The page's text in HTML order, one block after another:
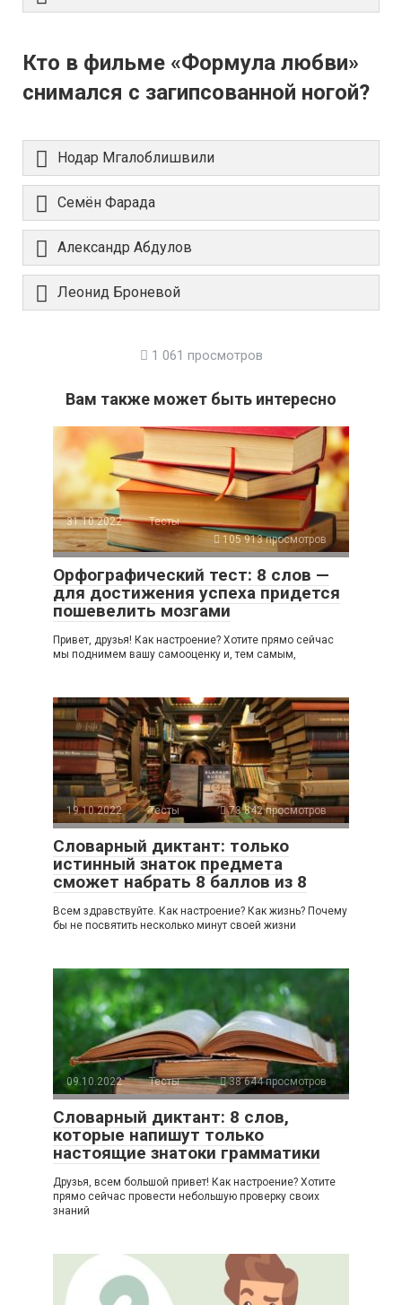
Кто в фильме «Формула любви»
снимался с загипсованной ногой?
Нодар Мгалоблишвили
Семён Фарада
Александр Абдулов
Леонид Броневой
1 061 просмотров
Вам также может быть интересно
31.10.2022
Тесты
105 913 просмотров
Орфографический тест: 8 слов —
для достижения успеха придется
пошевелить мозгами
Привет, друзья! Как настроение? Хотите прямо сейчас
мы поднимем вашу самооценку и, тем самым,
19.10.2022 Тесты 73 842 просмотров
Словарный диктант: только
истинный знаток предмета
сможет набрать 8 баллов из 8
Всем здравствуйте. Как настроение? Как жизнь? Почему
бы не посвятить несколько минут своей жизни
09.10.2022 Тесты 38 644 просмотров
Словарный диктант: 8 слов,
которые напишут только
настоящие знатоки грамматики
Друзья, всем большой привет! Как настроение? Хотите
прямо сейчас провести небольшую проверку своих
знаний